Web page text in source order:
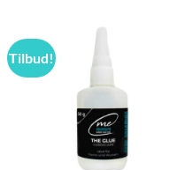
Tilbud!